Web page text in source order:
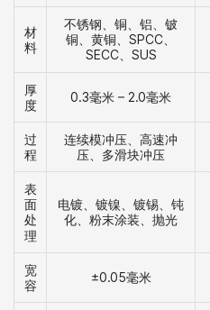
材
料
不锈钢、铜、铝、铍
铜、黄铜、SPCC、
SECC、SUS
厚
度
0.3毫米 – 2.0毫米
过
程
连续模冲压、高速冲
压、多滑块冲压
表
面
处
理
电镀、镀镍、镀锡、钝
化、粉末涂装、抛光
宽
容
±0.05毫米